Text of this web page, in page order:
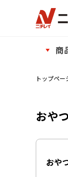
商
トップペー
おや
おや